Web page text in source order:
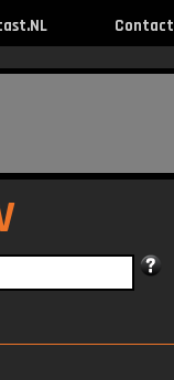
Contact